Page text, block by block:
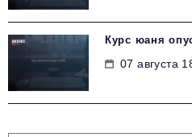
Курс юаня
07 августа